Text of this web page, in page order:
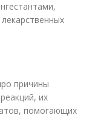
причины
их
помогающих